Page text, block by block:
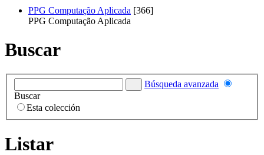
PPG Computação Aplicada [366]
PPG Computação Aplicada
Buscar
Búsqueda avanzada
Buscar
Esta colección
Listar